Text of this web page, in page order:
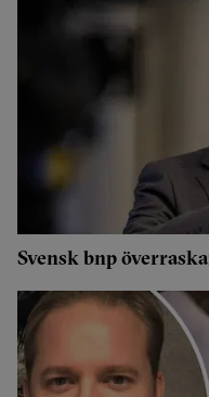
Svensk bnp